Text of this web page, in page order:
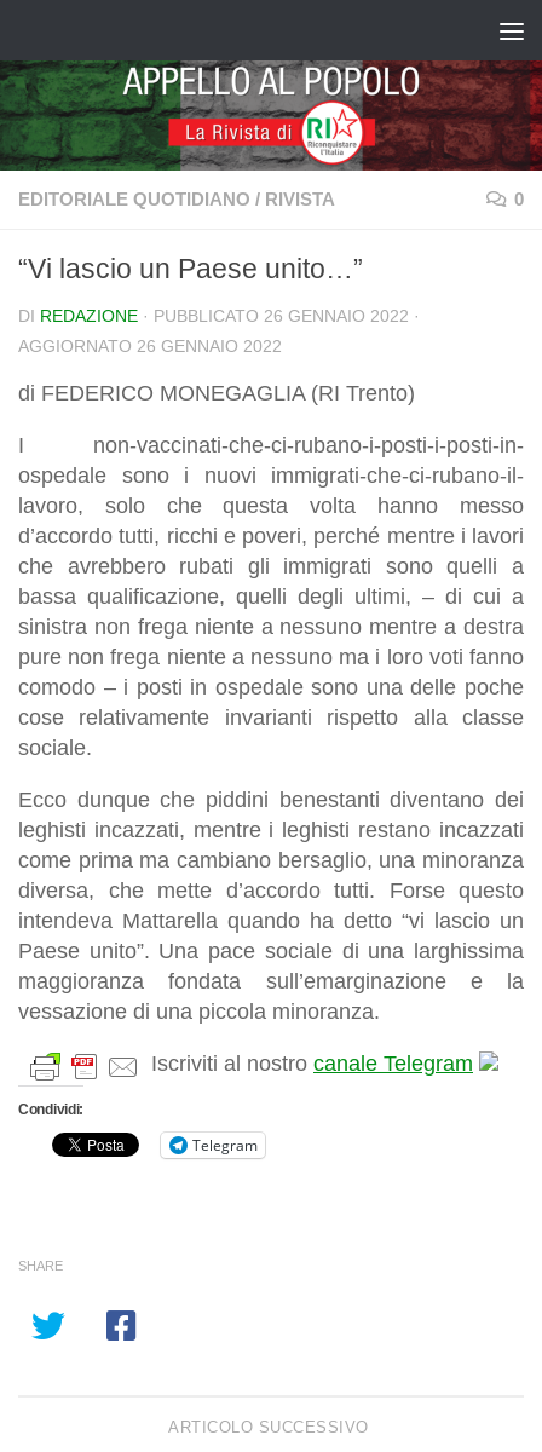
EDITORIALE QUOTIDIANO / RIVISTA 0
“Vi lascio un Paese unito…”
DI REDAZIONE · PUBBLICATO 26 GENNAIO 2022 ·
AGGIORNATO 26 GENNAIO 2022
di FEDERICO MONEGAGLIA (RI Trento)
I non-vaccinati-che-ci-rubano-i-posti-i-posti-in-
ospedale sono i nuovi immigrati-che-ci-rubano-il-
lavoro, solo che questa volta hanno messo
d’accordo tutti, ricchi e poveri, perché mentre i lavori
che avrebbero rubati gli immigrati sono quelli a
bassa qualificazione, quelli degli ultimi, – di cui a
sinistra non frega niente a nessuno mentre a destra
pure non frega niente a nessuno ma i loro voti fanno
comodo – i posti in ospedale sono una delle poche
cose relativamente invarianti rispetto alla classe
sociale.
Ecco dunque che piddini benestanti diventano dei
leghisti incazzati, mentre i leghisti restano incazzati
come prima ma cambiano bersaglio, una minoranza
diversa, che mette d’accordo tutti. Forse questo
intendeva Mattarella quando ha detto “vi lascio un
Paese unito”. Una pace sociale di una larghissima
maggioranza fondata sull’emarginazione e la
vessazione di una piccola minoranza.
Iscriviti al nostro canale Telegram
Condividi:
Telegram
SHARE
ARTICOLO SUCCESSIVO